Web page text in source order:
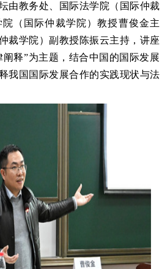
由教务处、国际法学院（国际仲裁
院 （国际仲裁学院）教授曹俊金主
裁学院）副教授陈振云主持，讲座
释”为主题，结合中国的国际发展
我国国际发展合作的实践现状与法